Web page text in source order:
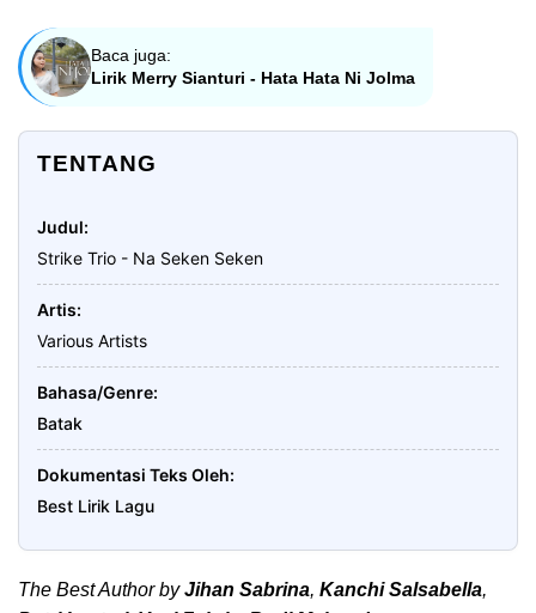
Baca juga:
Lirik Merry Sianturi - Hata Hata Ni Jolma
TENTANG
Judul
Strike Trio - Na Seken Seken
Artis
Various Artists
Bahasa/Genre
Batak
Dokumentasi Teks Oleh
Best Lirik Lagu
The Best Author byJihan Sabrina, Kanchi Salsabella,